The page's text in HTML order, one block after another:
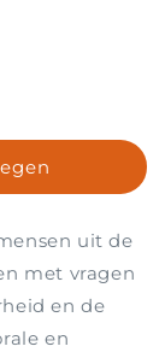
uit de
met vragen
en de
en